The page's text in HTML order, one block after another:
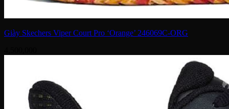
Giày Skechers Viper Court Pro ‘Orange’ 246069C-ORG